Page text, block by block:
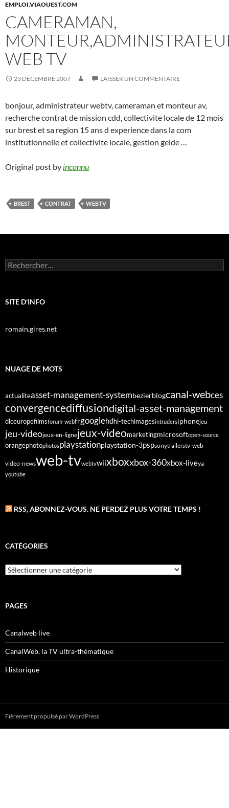
EMPLOI.VIAOUEST.COM
CAMERAMAN,
WEB TV
23 DÉCEMBRE 2007 LAISSER UN COMMENTAIRE
bonjour, administrateur webtv, cameraman et monteur av,
recherche contrat de mission cdd, collectivite locale de 12 mois
sur brest et sa region 15 ans d experience dans la com
institutionnelle et collectivite locale, gestion geide …
Original post by inconnu
BREST CONTRAT WEBTV
Rechercher :
SITE D'INFO
romain.gires.net
NUAGE DE MOTS
actualiteasset-management-systembezierblogcanal-webces
convergencediffusiondigital-asset-management
dlceuropefilmsforum-webfrgooglehdhi-techimagesintrudersiphonejeu
jeu-videojeux-en-lignejeux-videomarketingmicrosoftopen-source
orangephotophotosplaystationplaystation-3pspsonytrailerstv-web
video-newsweb-tvwebtvwiixboxxbox-360xbox-liveya
youtube
RSS, ABONNEZ-VOUS. NE PERDEZ PLUS VOTRE TEMPS !
CATÉGORIES
Catégories
PAGES
Canalweb live
CanalWeb, la TV ultra-thématique
Historique
Fièrement propulsé par WordPress